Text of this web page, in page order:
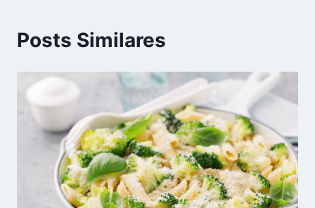
Posts Similares